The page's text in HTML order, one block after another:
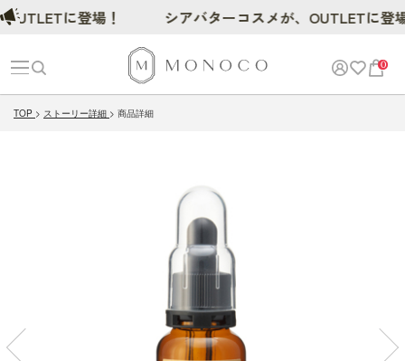
0
TOP ストーリー詳細 商品詳細
に登場！ シアバターコスメが、OUTLETに登場